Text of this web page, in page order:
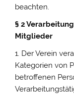
beachten.
§ 2
Mitglieder
1. Der Verein
Kategorien von
betroffenen